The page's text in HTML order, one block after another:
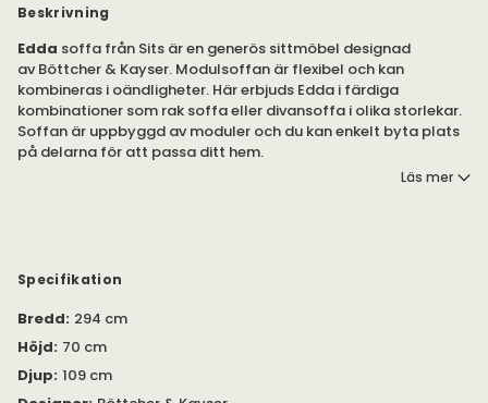
Beskrivning
Edda soffa från Sits är en generös sittmöbel designad
av Böttcher & Kayser. Modulsoffan är flexibel och kan
kombineras i oändligheter. Här erbjuds Edda i färdiga
kombinationer som rak soffa eller divansoffa i olika storlekar.
Soffan är uppbyggd av moduler och du kan enkelt byta plats
på delarna för att passa ditt hem.
loungesoffa med stark karaktär. Serien Edda erbjuds i färdiga
kombinationer men kan även byggas ihop av moduler efter
egna önskemål. På så vis kan du skapa en soffa som är
skräddarsydd efter ditt personliga hem.
Läs mer
Specifikation
Bredd: 294 cm
Höjd: 70 cm
Djup: 109 cm